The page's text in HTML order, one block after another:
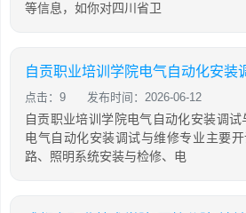
等信息，如你对四川省卫
自贡职业培训学院电气自动化安装
点击：9 发布时间：2026-06-12
自贡职业培训学院电气自动化安装调试
电气自动化安装调试与维修专业主要
路、照明系统安装与检修、电